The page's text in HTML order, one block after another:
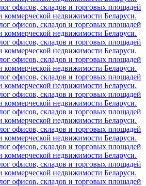
офисов, складов и торговых площадей
коммерческой недвижимости Беларуси.
офисов, складов и торговых площадей
коммерческой недвижимости Беларуси.
офисов, складов и торговых площадей
коммерческой недвижимости Беларуси.
офисов, складов и торговых площадей
коммерческой недвижимости Беларуси.
офисов, складов и торговых площадей
коммерческой недвижимости Беларуси.
офисов, складов и торговых площадей
коммерческой недвижимости Беларуси.
офисов, складов и торговых площадей
коммерческой недвижимости Беларуси.
офисов, складов и торговых площадей
коммерческой недвижимости Беларуси.
офисов, складов и торговых площадей
коммерческой недвижимости Беларуси.
офисов, складов и торговых площадей
коммерческой недвижимости Беларуси.
офисов, складов и торговых площадей